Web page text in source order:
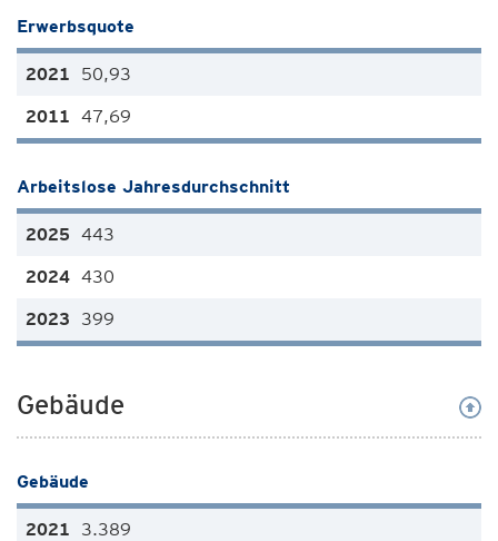
Erwerbsquote
50,93
47,69
Arbeitslose Jahresdurchschnitt
443
430
399
Gebäude
Gebäude
3.389